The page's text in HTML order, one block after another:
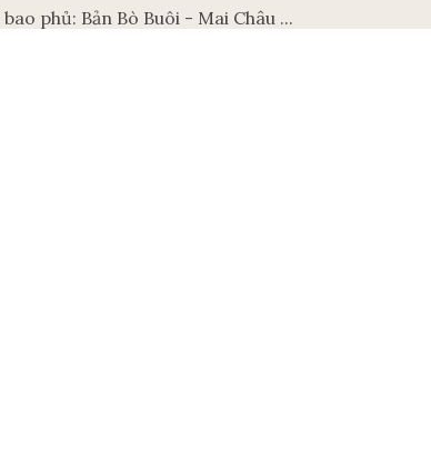
phủ: Bản Bò Buôi - Mai Châu ...